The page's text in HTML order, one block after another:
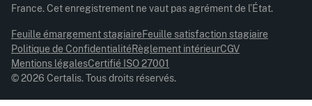
France. Cet enregistrement ne vaut pas agrément de l’État.
© 2026 Certalis. Tous droits réservés.
Feuille émargement stagiaireFeuille satisfaction stagiaire
Politique de ConfidentialitéRèglement intérieurCGV
Mentions légalesCertifié ISO 27001